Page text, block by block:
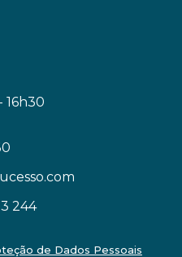
16h30
244
de Dados Pessoais